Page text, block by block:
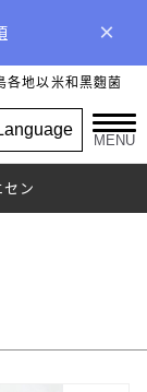
×
地以米和黑麴菌
MENU
ン